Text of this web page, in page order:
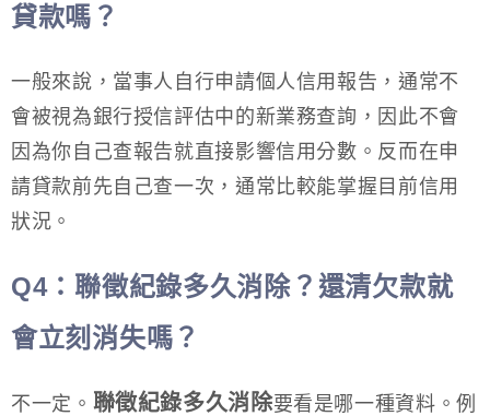
貸款嗎？
一般來說，當事人自行申請個人信用報告，通常不
會被視為銀行授信評估中的新業務查詢，因此不會
因為你自己查報告就直接影響信用分數。反而在申
請貸款前先自己查一次，通常比較能掌握目前信用
狀況。
Q4：聯徵紀錄多久消除？還清欠款就
會立刻消失嗎？
不一定。 聯徵紀錄多久消除要看是哪一種資料。例